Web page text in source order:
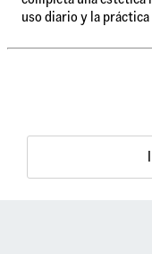
uso diario y la práctica